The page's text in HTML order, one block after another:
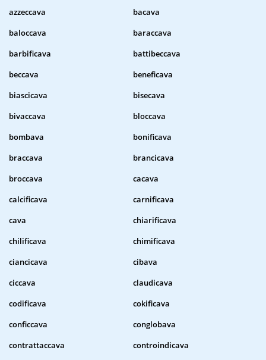
azzeccava
bacava
baloccava
baraccava
barbificava
battibeccava
beccava
beneficava
biascicava
bisecava
bivaccava
bloccava
bombava
bonificava
braccava
brancicava
broccava
cacava
calcificava
carnificava
cava
chiarificava
chilificava
chimificava
ciancicava
cibava
ciccava
claudicava
codificava
cokificava
conficcava
conglobava
contrattaccava
controindicava